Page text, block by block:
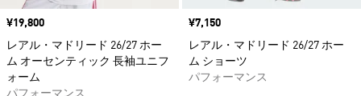
価格
¥19,800
レアル・マドリード 26/27 ホー
ム オーセンティック 長袖ユニフ
ォーム
パフォーマンス
価格
¥7,150
レアル・マドリード 26/27 ホー
ム ショーツ
パフォーマンス